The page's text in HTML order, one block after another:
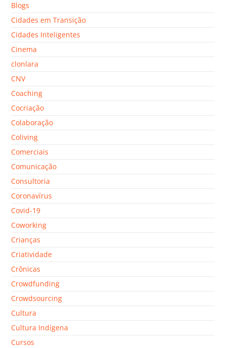
Blogs
Cidades em Transição
Cidades Inteligentes
Cinema
clonlara
CNV
Coaching
Cocriação
Colaboração
Coliving
Comerciais
Comunicação
Consultoria
Coronavírus
Covid-19
Coworking
Crianças
Criatividade
Crônicas
Crowdfunding
Crowdsourcing
Cultura
Cultura Indígena
Cursos